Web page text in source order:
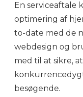
En serviceaftale
optimering af
to-date med de
webdesign og
med til at sikre,
besøgende.